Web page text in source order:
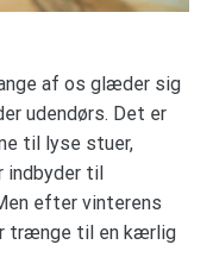
af os glæder sig
udendørs. Det er
til lyse stuer,
indbyder til
efter vinterens
trænge til en kærlig